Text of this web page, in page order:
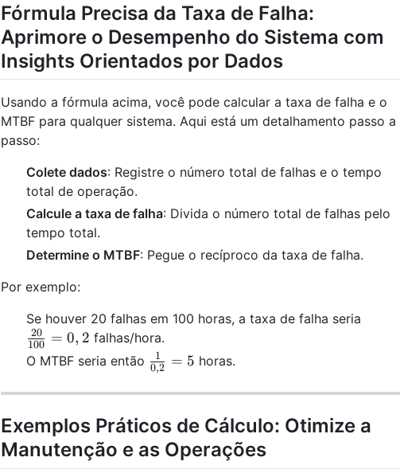
Fórmula Precisa da Taxa de Falha:
Aprimore o Desempenho do Sistema com
Insights Orientados por Dados
Usando a fórmula acima, você pode calcular a taxa de falha e o
MTBF para qualquer sistema. Aqui está um detalhamento passo a
passo:
Colete dados: Registre o número total de falhas e o tempo
total de operação.
Calcule a taxa de falha: Divida o número total de falhas pelo
tempo total.
Determine o MTBF: Pegue o recíproco da taxa de falha.
Por exemplo:
Se houver 20 falhas em 100 horas, a taxa de falha seria
100
20 = 0, 2 falhas/hora.
O MTBF seria então \frac{1}
{0,2} =
5
0,2
1 = 5 horas.
Exemplos Práticos de Cálculo: Otimize a
Manutenção e as Operações